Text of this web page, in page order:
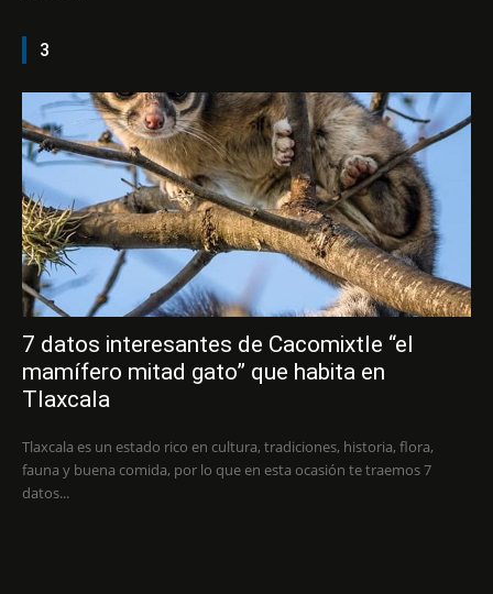
3
7 datos interesantes de Cacomixtle “el
mamífero mitad gato” que habita en
Tlaxcala
Tlaxcala es un estado rico en cultura, tradiciones, historia, flora,
fauna y buena comida, por lo que en esta ocasión te traemos 7
datos...